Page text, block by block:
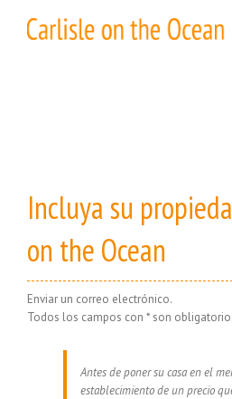
content
Incluya su
on the Ocean
Enviar un correo electrónico.
Todos los campos con * son
Antes de poner su casa en el
establecimiento de un precio